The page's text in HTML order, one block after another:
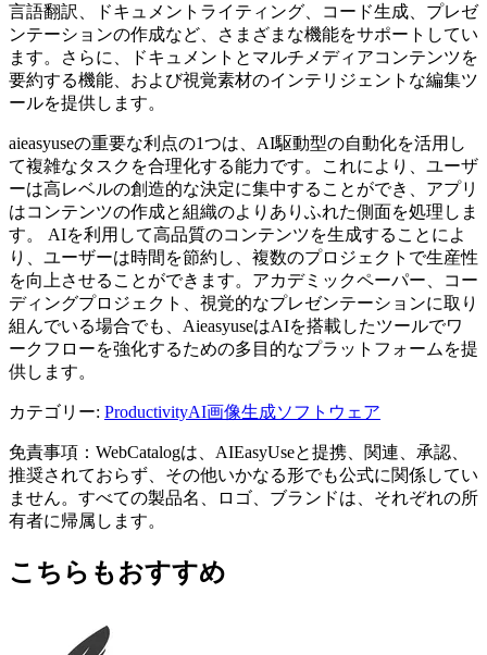
言語翻訳、ドキュメントライティング、コード生成、プレゼ
ンテーションの作成など、さまざまな機能をサポートしてい
ます。さらに、ドキュメントとマルチメディアコンテンツを
要約する機能、および視覚素材のインテリジェントな編集ツ
ールを提供します。
aieasyuseの重要な利点の1つは、AI駆動型の自動化を活用し
て複雑なタスクを合理化する能力です。これにより、ユーザ
ーは高レベルの創造的な決定に集中することができ、アプリ
はコンテンツの作成と組織のよりありふれた側面を処理しま
す。 AIを利用して高品質のコンテンツを生成することによ
り、ユーザーは時間を節約し、複数のプロジェクトで生産性
を向上させることができます。アカデミックペーパー、コー
ディングプロジェクト、視覚的なプレゼンテーションに取り
組んでいる場合でも、AieasyuseはAIを搭載したツールでワ
ークフローを強化するための多目的なプラットフォームを提
供します。
カテゴリー: ProductivityAI画像生成ソフトウェア
免責事項：WebCatalogは、AIEasyUseと提携、関連、承認、
推奨されておらず、その他いかなる形でも公式に関係してい
ません。すべての製品名、ロゴ、ブランドは、それぞれの所
有者に帰属します。
こちらもおすすめ